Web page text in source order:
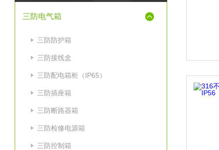
三防电气箱
三防防护箱
三防接线盒
三防配电箱柜（IP65）
三防插座箱
三防断路器箱
三防检修电源箱
三防控制箱